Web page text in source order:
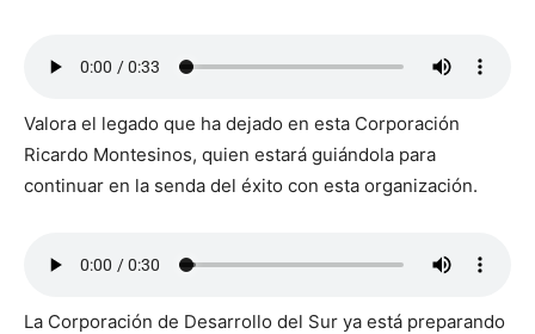
Valora el legado que ha dejado en esta Corporación
Ricardo Montesinos, quien estará guiándola para
continuar en la senda del éxito con esta organización.
La Corporación de Desarrollo del Sur ya está preparando